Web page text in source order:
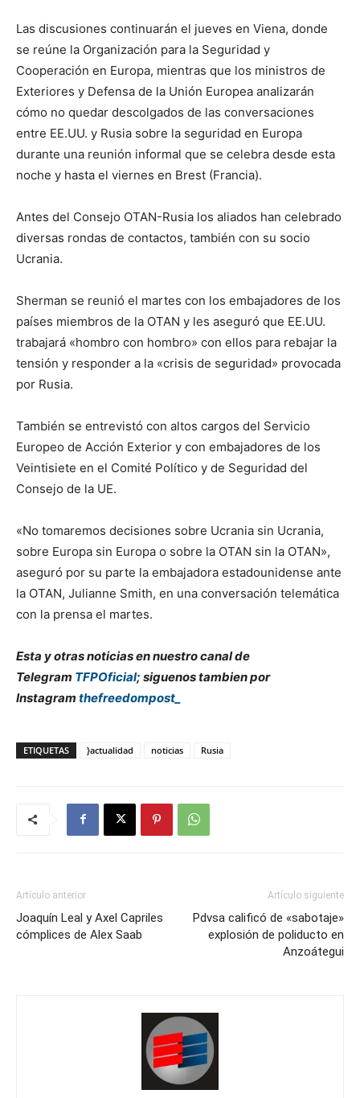
Las discusiones continuarán el jueves en Viena, donde
se reúne la Organización para la Seguridad y
Cooperación en Europa, mientras que los ministros de
Exteriores y Defensa de la Unión Europea analizarán
cómo no quedar descolgados de las conversaciones
entre EE.UU. y Rusia sobre la seguridad en Europa
durante una reunión informal que se celebra desde esta
noche y hasta el viernes en Brest (Francia).
Antes del Consejo OTAN-Rusia los aliados han celebrado
diversas rondas de contactos, también con su socio
Ucrania.
Sherman se reunió el martes con los embajadores de los
países miembros de la OTAN y les aseguró que EE.UU.
trabajará «hombro con hombro» con ellos para rebajar la
tensión y responder a la «crisis de seguridad» provocada
por Rusia.
También se entrevistó con altos cargos del Servicio
Europeo de Acción Exterior y con embajadores de los
Veintisiete en el Comité Político y de Seguridad del
Consejo de la UE.
«No tomaremos decisiones sobre Ucrania sin Ucrania,
sobre Europa sin Europa o sobre la OTAN sin la OTAN»,
aseguró por su parte la embajadora estadounidense ante
la OTAN, Julianne Smith, en una conversación telemática
con la prensa el martes.
Esta y otras noticias en nuestro canal de
Telegram TFPOficial; siguenos tambien por
Instagram thefreedompost_
ETIQUETAS }actualidad noticias Rusia
Artículo anterior
Joaquín Leal y Axel Capriles
cómplices de Alex Saab
Artículo siguiente
Pdvsa calificó de «sabotaje»
explosión de poliducto en
Anzoátegui